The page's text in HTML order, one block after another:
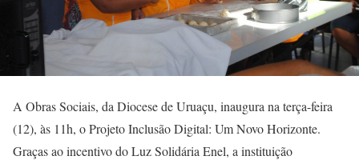
A Obras Sociais, da Diocese de Uruaçu, inaugura na terça-feira
(12), às 11h, o Projeto Inclusão Digital: Um Novo Horizonte.
Graças ao incentivo do Luz Solidária Enel, a instituição